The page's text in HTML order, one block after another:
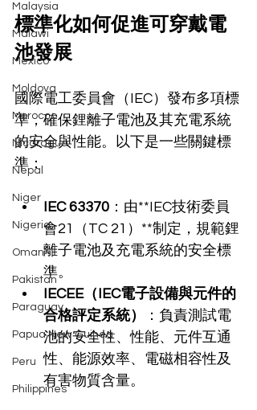
Malaysia
Malawi
Mexico
Moldova
Morocco
Nicaragua
Nepal
Niger
Nigeria
Oman
Pakistan
Paraguay
Papua New Guinea
Peru
Philippines
標準化如何促進可穿戴電
池發展
國際電工委員會（IEC）發布多項標
準，確保鋰離子電池及其充電系統
的安全與性能。以下是一些關鍵標
準：
IEC 63370 ：由**IEC技術委員
會21（TC 21）**制定，規範鋰
離子電池及充電系統的安全標
準。
IECEE（IEC電子設備與元件的
合格評定系統）
：負責測試電
池的安全性、性能、元件互通
性、能源效率、電磁相容性及
有害物質含量。